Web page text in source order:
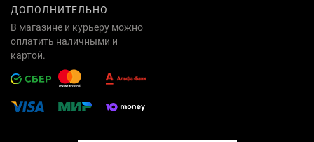
ДОПОЛНИТЕЛЬНО
В магазине и курьеру можно
оплатить наличными и
картой.